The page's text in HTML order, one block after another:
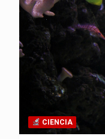
CIENCIA